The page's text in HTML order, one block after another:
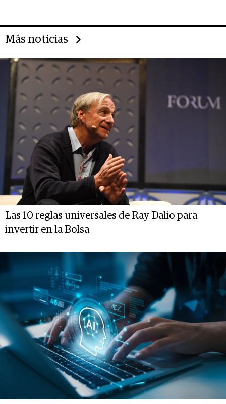
Más noticias
Las 10 reglas universales de Ray Dalio para
invertir en la Bolsa